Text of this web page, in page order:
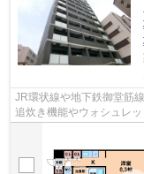
JR環状線や地下鉄御堂筋
追炊き機能やウォシュレ